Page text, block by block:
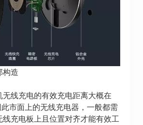
构造
无线充电的有效充电距离大概在
市面上的无线充电器，一般都需
线充电板上且位置对齐才能有效工